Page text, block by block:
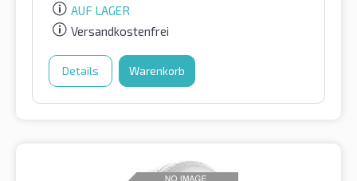
AUF LAGER
Versandkostenfrei
Details Warenkorb